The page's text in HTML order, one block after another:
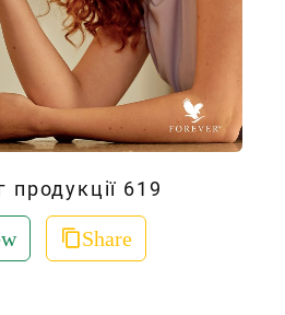
продукції 619
Share